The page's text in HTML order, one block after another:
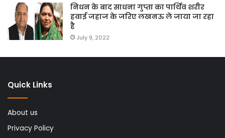
निधन के बाद साधना गुप्ता का पार्थिव शरीर
हवाई जहाज के जरिए लखनऊ ले जाया जा रहा
है
July 9, 2022
Quick Links
About us
Privacy Policy